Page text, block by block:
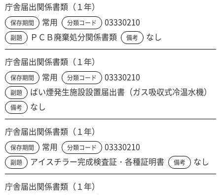
庁舎届出関係書類（１年）
保存期間 常用 分類コード 03330210
副題 ＰＣＢ廃棄処分関係書類 備考 なし
庁舎届出関係書類（１年）
保存期間 常用 分類コード 03330210
副題 ばい煙発生施設設置届出書（ガス吸収式冷温水機）
備考 なし
庁舎届出関係書類（１年）
保存期間 常用 分類コード 03330210
副題 アイスチラー完成検査証・各種証明書 備考 なし
庁舎届出関係書類（１年）